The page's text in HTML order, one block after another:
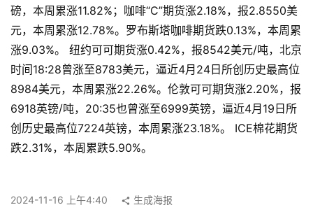
首
页
快
磅，本周累涨11.82%；咖啡“C”期货涨2.18%，报2.8550美
元，本周累涨12.78%。罗布斯塔咖啡期货跌0.13%，本周累
涨9.03%。 纽约可可期货涨0.42%，报8542美元/吨，北京
时间18:28曾涨至8783美元，逼近4月24日所创历史最高位
8984美元，本周累涨22.26%。伦敦可可期货涨2.20%，报
6918英镑/吨，20:35也曾涨至6999英镑，逼近4月19日所
创历史最高位7224英镑，本周累涨23.18%。 ICE棉花期货
跌2.31%，本周累跌5.90%。
2024-11-16 上午4:40 生成海报